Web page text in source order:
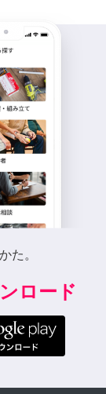
た。
ロード